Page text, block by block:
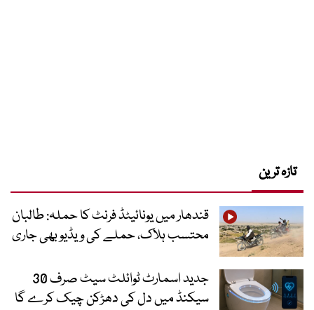
تازہ ترین
قندھار میں یونائیٹڈ فرنٹ کا حملہ: طالبان
محتسب ہلاک، حملے کی ویڈیو بھی جاری
جدید اسمارٹ ٹوائلٹ سیٹ صرف 30
سیکنڈ میں دل کی دھڑکن چیک کرے گا